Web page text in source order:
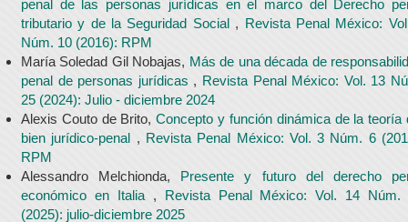
penal de las personas jurídicas en el marco del Derecho
tributario y de la Seguridad Social , Revista Penal México:
Núm. 10 (2016): RPM
María Soledad Gil Nobajas, Más de una década de
penal de personas jurídicas , Revista Penal México: Vol. 13
25 (2024): Julio - diciembre 2024
Alexis Couto de Brito,Concepto y función dinámica de la teoría
bien jurídico-penal , Revista Penal México: Vol. 3 Núm. 6
RPM
Alessandro Melchionda, Presente y futuro del derecho
económico en Italia , Revista Penal México: Vol. 14 Núm.
(2025): julio-diciembre 2025